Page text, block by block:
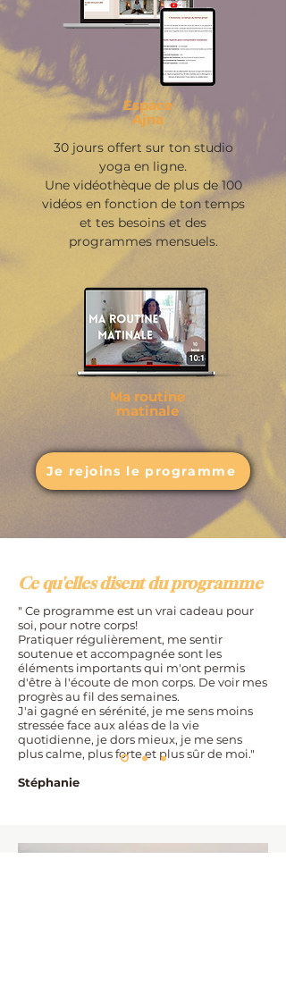
30 jours offert sur ton studio
yoga en ligne.
Une vidéothèque de plus de 100
vidéos en fonction de ton temps
et tes besoins et des
programmes mensuels.
Ma routine
matinale
Espace
Ajna
Je rejoins le programme
Ce qu'elles disent du programme
" Ce programme est un vrai cadeau pour
soi, pour notre corps!
Pratiquer régulièrement, me sentir
soutenue et accompagnée sont les
éléments importants qui m'ont permis
d'être à l'écoute de mon corps. De voir mes
progrès au fil des semaines.
J'ai gagné en sérénité, je me sens moins
stressée face aux aléas de la vie
quotidienne, je dors mieux, je me sens
plus calme, plus forte et plus sûr de moi."
Stéphanie